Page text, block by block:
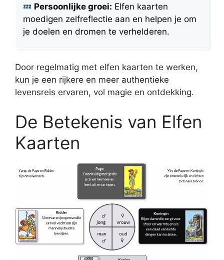
Persoonlijke groei: Elfen kaarten
moedigen zelfreflectie aan en helpen je om
je doelen en dromen te verhelderen.
Door regelmatig met elfen kaarten te werken,
kun je een rijkere en meer authentieke
levensreis ervaren, vol magie en ontdekking.
De Betekenis van Elfen
Kaarten